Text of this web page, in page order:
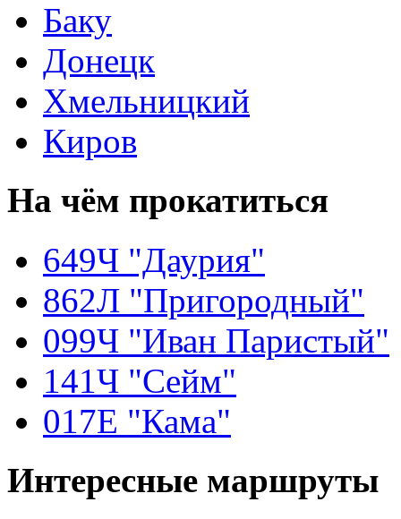
Баку
Донецк
Хмельницкий
Киров
На чём прокатиться
649Ч "Даурия"
862Л "Пригородный"
099Ч "Иван Паристый"
141Ч "Сейм"
017Е "Кама"
Интересные маршруты